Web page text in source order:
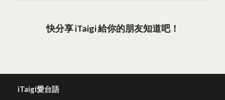
快分享 iTaigi 給你的朋友知道吧！
iTaigi愛台語